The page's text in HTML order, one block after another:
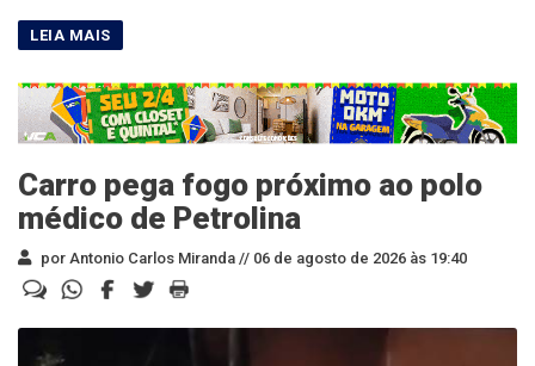
Carro pega fogo próximo ao polo
médico de Petrolina
por Antonio Carlos Miranda // 06 de agosto de 2026 às 19:40